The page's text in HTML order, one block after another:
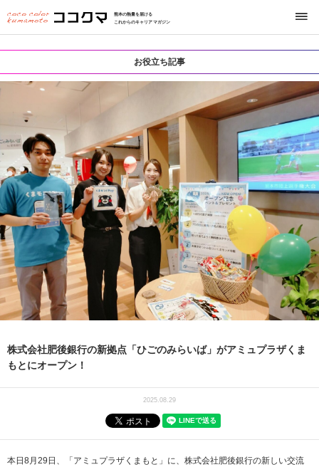
熊本の熱量を届ける
これからのキャリアマガジン
お役立ち記事
株式会社肥後銀行の新拠点「ひごのみらいば」がアミュプラザくま
もとにオープン！
2025.08.29
本日8月29日、「アミュプラザくまもと」に、株式会社肥後銀行の新しい交流